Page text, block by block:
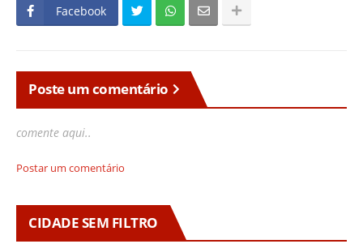
Facebook
Poste um comentário
comente aqui..
Postar um comentário
CIDADE SEM FILTRO